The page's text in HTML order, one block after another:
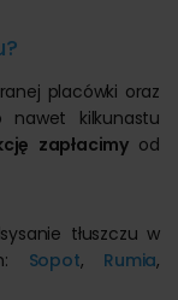
placówki oraz
kilkunastu
zapłacimyod
tłuszczu w
Sopot, Rumia,